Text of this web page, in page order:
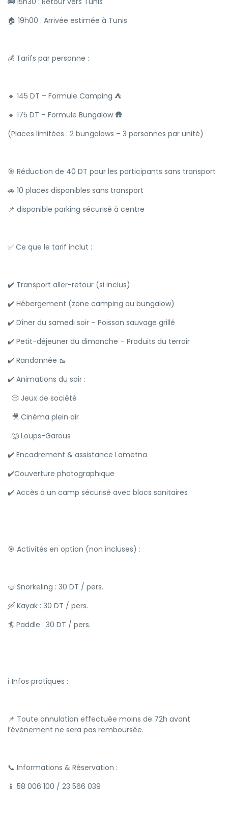
🏠 19h00 : Arrivée estimée à Tunis
💰 Tarifs par personne :
🔸 145 DT – Formule Camping ⛺
🔸 175 DT – Formule Bungalow 🛖
(Places limitées : 2 bungalows – 3 personnes par unité)
🎯 Réduction de 40 DT pour les participants sans transport
🚗 10 places disponibles sans transport
📌 disponible parking sécurisé à centre
✅ Ce que le tarif inclut :
✔️ Transport aller-retour (si inclus)
✔️ Hébergement (zone camping ou bungalow)
✔️ Dîner du samedi soir – Poisson sauvage grillé
✔️ Petit-déjeuner du dimanche – Produits du terroir
✔️ Randonnée 🥾
✔️ Animations du soir :
🎲 Jeux de société
🎥 Cinéma plein air
🐺 Loups-Garous
✔️ Encadrement & assistance Lametna
✔️Couverture photographique
✔️ Accès à un camp sécurisé avec blocs sanitaires
🎯 Activités en option (non incluses) :
🤿 Snorkeling : 30 DT / pers.
🛶 Kayak : 30 DT / pers.
🏄 Paddle : 30 DT / pers.
ℹ️ Infos pratiques :
📌 Toute annulation effectuée moins de 72h avant
l’événement ne sera pas remboursée.
📞 Informations & Réservation :
📱 58 006 100 / 23 566 039